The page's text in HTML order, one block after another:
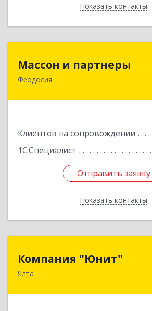
Показать контакты
Назад
Массон и партнеры
Феодосия
Клиентов на сопровождении
1С:Специалист
Отправить заявку
Показать контакты
298112, Крым Респ, Феодосия
Отправить заявку
Назад
Компания "Юнит"
Ялта
298600, Крым Респ, Ялта г,